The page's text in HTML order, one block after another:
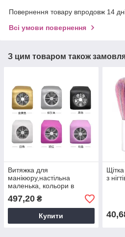
Повернення товару впродовж 14
Всі умови повернення
З цим товаром також
Витяжка для
манікюру,настільна
маленька, кольори в
асортименті.
497,20 ₴
Купити
з